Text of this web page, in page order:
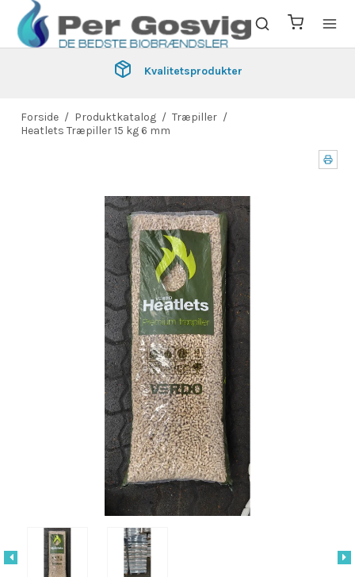
Kvalitetsprodukter
Forside / Produktkatalog / Træpiller /
Heatlets Træpiller 15 kg 6 mm